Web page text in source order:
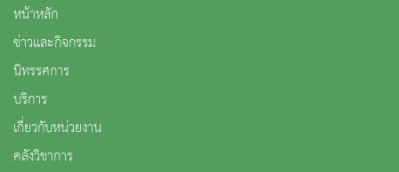
หน้าหลัก
ข่าวและกิจกรรม
นิทรรศการ
บริการ
เกี่ยวกับหน่วยงาน
คลังวิชาการ